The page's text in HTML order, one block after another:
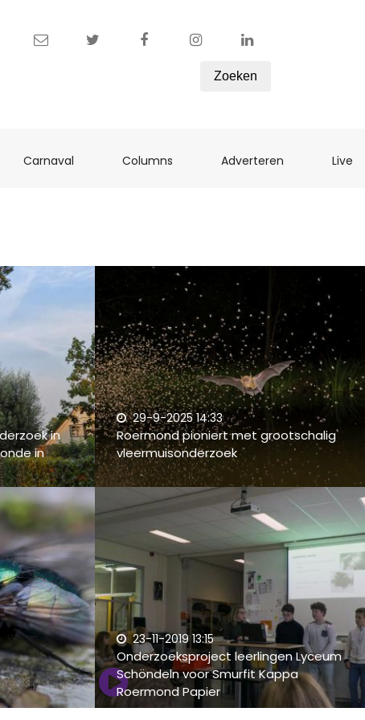
Zoeken
Carnaval (current)Columns (current)Adverteren (current)Live
in
in
29-9-2025 14:33
Roermond pioniert met grootschalig
vleermuisonderzoek
23-11-2019 13:15
Onderzoeksproject leerlingen Lyceum
Schöndeln voor Smurfit Kappa
Roermond Papier